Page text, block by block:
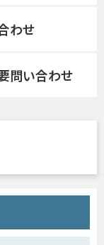
わせ
問い合わせ